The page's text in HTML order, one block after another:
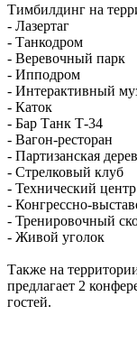
Тимбилдинг на
- Лазертаг
- Танкодром
- Веревочный парк
- Ипподром
- Интерактивный
- Каток
- Бар Танк Т-34
- Вагон-ресторан
- Партизанская
- Стрелковый клуб
- Технический центр
- Конгрессно-
- Тренировочный
- Живой уголок
Также на
предлагает 2
гостей.